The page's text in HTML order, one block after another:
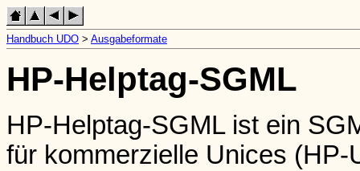
Handbuch UDO > Ausgabeformate
HP-Helptag-SGML
HP-Helptag-SGML ist ein
für kommerzielle Unices